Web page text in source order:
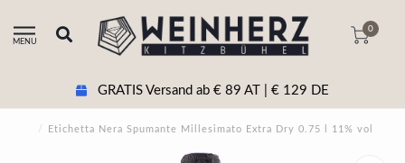
MENU
0
GRATIS Versand ab € 89 AT | € 129 DE
/ Etichetta Nera Spumante Millesimato Extra Dry 0.75 l 11% vol